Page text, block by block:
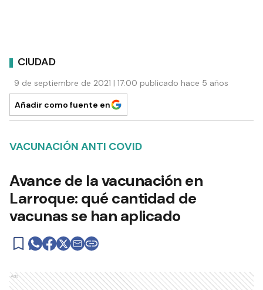
CIUDAD
9 de septiembre de 2021 | 17:00 publicado hace 5 años
Añadir como fuente en
VACUNACIÓN ANTI COVID
Avance de la vacunación en
Larroque: qué cantidad de
vacunas se han aplicado
Ads